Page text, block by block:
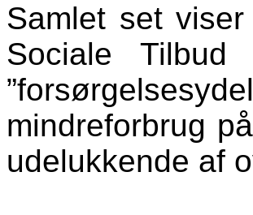
Samlet set
Sociale Tilbud
mindreforbrug
udelukkende af